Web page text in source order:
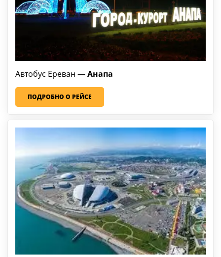
Автобус Ереван —Анапа
ПОДРОБНО О РЕЙСЕ